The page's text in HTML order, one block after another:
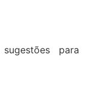
para